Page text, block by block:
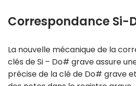
Correspondance Si-
La nouvelle mécanique de la
clés de Si – Do# grave assure
précise de la clé de Do# grave